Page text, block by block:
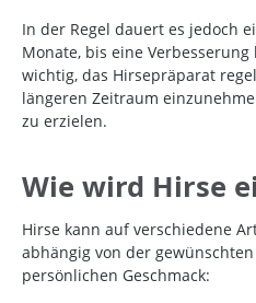
In der Regel dauert es jedoch
Monate, bis eine
wichtig, das Hirsepräparat
längeren Zeitraum
zu erzielen.
Wie wird Hirse
Hirse kann auf verschiedene
abhängig von der
persönlichen Geschmack: